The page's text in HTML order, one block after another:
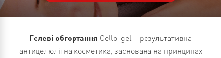
Гелеві обгортання Cello-gel – результативна
антицелюлітна косметика, заснована на принципах